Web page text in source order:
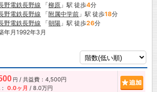
野電鉄長野線 「柳原 」駅 徒歩4分
野電鉄長野線 「附属中学前 」駅 徒歩18分
野電鉄長野線 「朝陽 」駅 徒歩26分
年月1992年3月
円 / 共益費：4,500円
0.0ヶ月 / 8.0万円
追加